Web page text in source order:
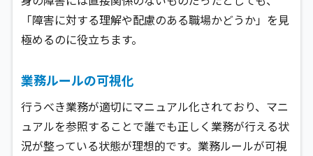
「障害に対する理解や配慮のある職場かどうか」を見
極めるのに役立ちます。
業務ルールの可視化
行うべき業務が適切にマニュアル化されており、マニ
ュアルを参照することで誰でも正しく業務が行える状
況が整っている状態が理想的です。業務ルールが可視